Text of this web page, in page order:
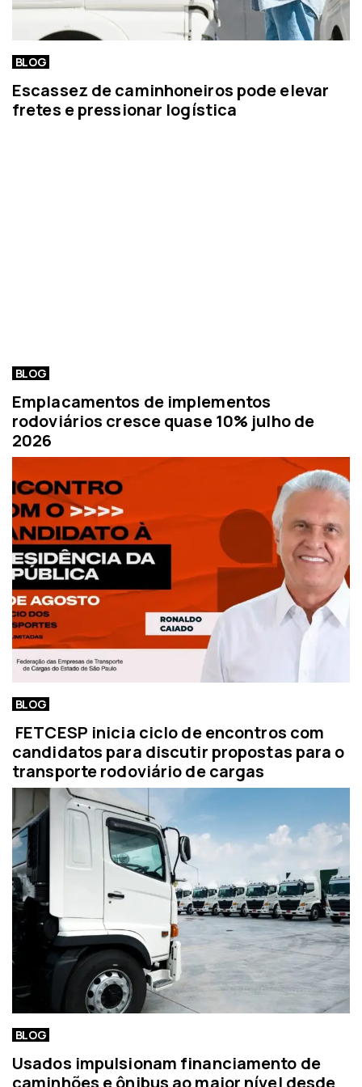
BLOG
Escassez de caminhoneiros pode elevar
fretes e pressionar logística
BLOG
Emplacamentos de implementos
rodoviários cresce quase 10% julho de
2026
BLOG
FETCESP inicia ciclo de encontros com
candidatos para discutir propostas para o
transporte rodoviário de cargas
BLOG
Usados impulsionam financiamento de
caminhões e ônibus ao maior nível desde